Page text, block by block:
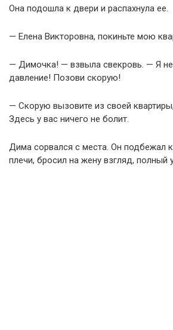
Она подошла к двери и распахнула ее.
— Елена Викторовна, покиньте мою
— Димочка! — взвыла свекровь. — Я
давление! Позови скорую!
— Скорую вызовите из своей
Здесь у вас ничего не болит.
Дима сорвался с места. Он подбежал
плечи, бросил на жену взгляд, полный